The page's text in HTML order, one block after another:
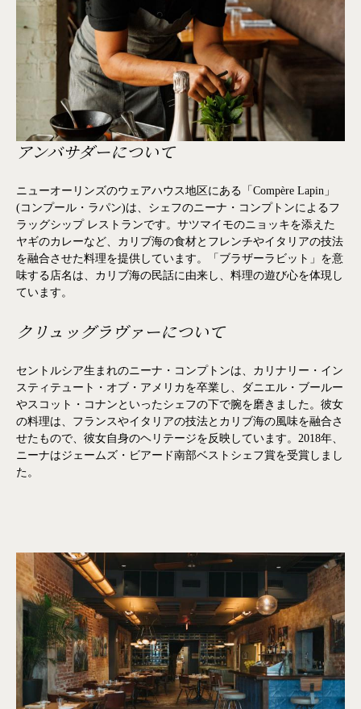
アンバサダーについて
ニューオーリンズのウェアハウス地区にある「Compère Lapin」
(コンプール・ラパン)は、シェフのニーナ・コンプトンによるフ
ラッグシップ レストランです。サツマイモのニョッキを添えた
ヤギのカレーなど、カリブ海の食材とフレンチやイタリアの技法
を融合させた料理を提供しています。「ブラザーラビット」を意
味する店名は、カリブ海の民話に由来し、料理の遊び心を体現し
ています。
クリュッグラヴァーについて
セントルシア生まれのニーナ・コンプトンは、カリナリー・イン
スティテュート・オブ・アメリカを卒業し、ダニエル・ブールー
やスコット・コナンといったシェフの下で腕を磨きました。彼女
の料理は、フランスやイタリアの技法とカリブ海の風味を融合さ
せたもので、彼女自身のヘリテージを反映しています。2018年、
ニーナはジェームズ・ビアード南部ベストシェフ賞を受賞しまし
た。